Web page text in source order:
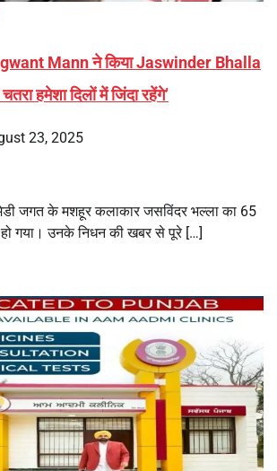
Mann ने किया Jaswinder Bhalla
हमेशा दिलों में जिंदा रहेंगे’
23, 2025
जगत के मशहूर कलाकार जसविंदर भल्ला का 65
गया। उनके निधन की खबर से पूरे […]